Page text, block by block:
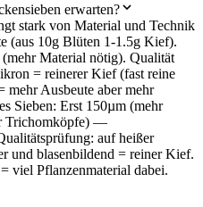
erwarten?
stark von Material und Technik
(aus 10g Blüten 1-1.5g Kief).
Material nötig). Qualität
= reinerer Kief (fast reine
Ausbeute aber mehr
Sieben: Erst 150µm (mehr
Trichomköpfe) —
auf heißer
und blasenbildend = reiner Kief.
viel Pflanzenmaterial dabei.